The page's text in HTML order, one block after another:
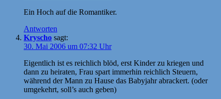
Ein Hoch auf die Romantiker.
Antworten
Kryscho sagt:
30. Mai 2006 um 07:32 Uhr
Eigentlich ist es reichlich blöd, erst Kinder zu kriegen und
dann zu heiraten, Frau spart immerhin reichlich Steuern,
während der Mann zu Hause das Babyjahr abrackert. (oder
umgekehrt, soll’s auch geben)